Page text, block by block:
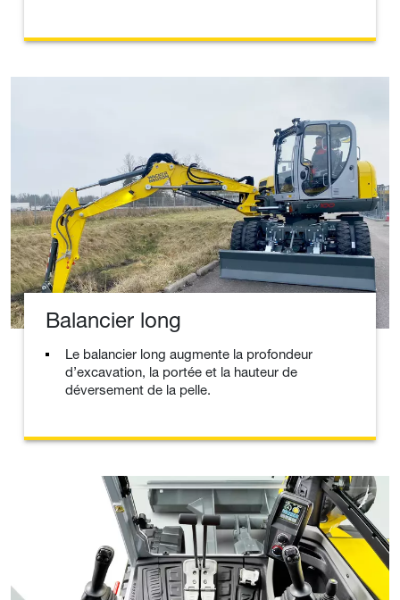
Balancier long
Le balancier long augmente la profondeur
d’excavation, la portée et la hauteur de
déversement de la pelle.